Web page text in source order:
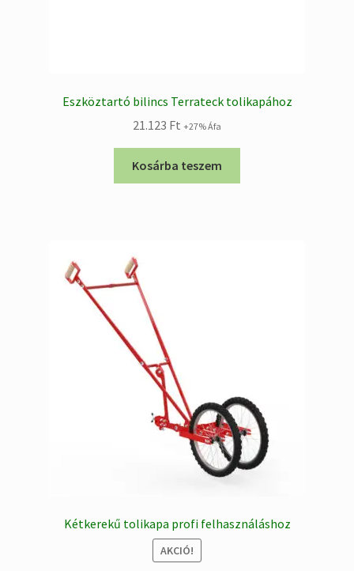
Eszköztartó bilincs Terrateck tolikapához
21.123 Ft +27% Áfa
Kosárba teszem
Kétkerekű tolikapa profi felhasználáshoz
AKCIÓ!